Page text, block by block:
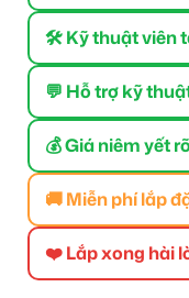
🛠 Kỹ thuật viên
💬 Hỗ trợ kỹ
💰 Giá niêm yết
🚚 Miễn phí lắp
❤️ Lắp xong hài